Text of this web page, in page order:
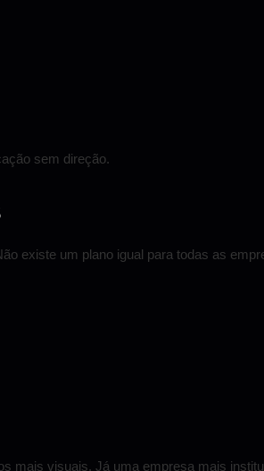
sem direção.
existe um plano igual para todas as
visuais. Já uma empresa mais